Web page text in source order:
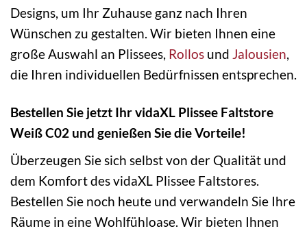
Designs, um Ihr Zuhause ganz nach Ihren
Wünschen zu gestalten. Wir bieten Ihnen eine
große Auswahl an Plissees, Rollos und Jalousien,
die Ihren individuellen Bedürfnissen entsprechen.
Bestellen Sie jetzt Ihr vidaXL Plissee Faltstore
Weiß C02 und genießen Sie die Vorteile!
Überzeugen Sie sich selbst von der Qualität und
dem Komfort des vidaXL Plissee Faltstores.
Bestellen Sie noch heute und verwandeln Sie Ihre
Räume in eine Wohlfühloase. Wir bieten Ihnen